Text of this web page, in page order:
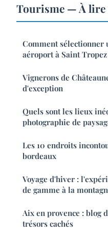
Tourisme — À lire
Comment sélectionner
aéroport à Saint Tropez
Vignerons de
d'exception
Quels sont les lieux
photographie de
Les 10 endroits
bordeaux
Voyage d'hiver :
de gamme à la
Aix en provence : blog
trésors cachés